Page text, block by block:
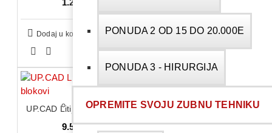
PONUDA 2 OD 15 DO 20.000E
PONUDA 3 - HIRURGIJA
OPREMITE SVOJU ZUBNU TEHNIKU
1.200,00 RSD
Dodaj u korpu
UP.CAD Litijum disilikatni blokovi
9.580,00 RSD